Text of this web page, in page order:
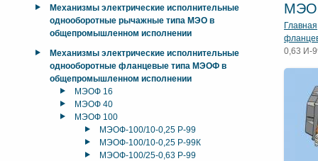
Механизмы электрические исполнительные
однооборотные рычажные типа МЭО в
общепромышленном исполнении
Механизмы электрические исполнительные
однооборотные фланцевые типа МЭОФ в
общепромышленном исполнении
МЭОФ 16
МЭОФ 40
МЭОФ 100
МЭОФ-100/10-0,25 Р-99
МЭОФ-100/10-0,25 Р-99К
МЭОФ-100/25-0,63 Р-99
Главная
0,63 И-